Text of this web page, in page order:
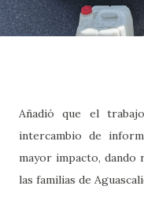
Añadió que el
intercambio de
mayor impacto, dando
las familias de